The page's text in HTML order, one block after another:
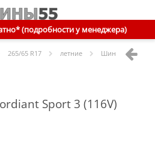
(подробности у менеджера)
265/65 R17 летние Шины Cordiant
Sport 3 (116V)